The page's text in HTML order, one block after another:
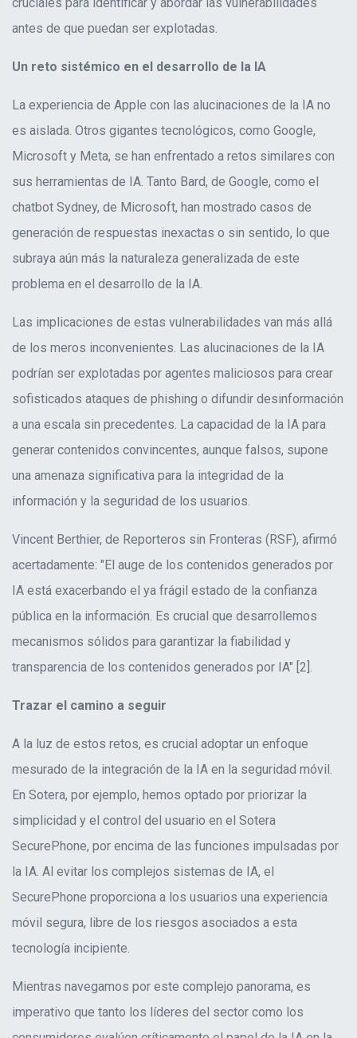
cruciales para identificar y abordar las vulnerabilidades
antes de que puedan ser explotadas.
Un reto sistémico en el desarrollo de la IA
La experiencia de Apple con las alucinaciones de la IA no
es aislada. Otros gigantes tecnológicos, como Google,
Microsoft y Meta, se han enfrentado a retos similares con
sus herramientas de IA. Tanto Bard, de Google, como el
chatbot Sydney, de Microsoft, han mostrado casos de
generación de respuestas inexactas o sin sentido, lo que
subraya aún más la naturaleza generalizada de este
problema en el desarrollo de la IA.
Las implicaciones de estas vulnerabilidades van más allá
de los meros inconvenientes. Las alucinaciones de la IA
podrían ser explotadas por agentes maliciosos para crear
sofisticados ataques de phishing o difundir desinformación
a una escala sin precedentes. La capacidad de la IA para
generar contenidos convincentes, aunque falsos, supone
una amenaza significativa para la integridad de la
información y la seguridad de los usuarios.
Vincent Berthier, de Reporteros sin Fronteras (RSF), afirmó
acertadamente: "El auge de los contenidos generados por
IA está exacerbando el ya frágil estado de la confianza
pública en la información. Es crucial que desarrollemos
mecanismos sólidos para garantizar la fiabilidad y
transparencia de los contenidos generados por IA" [2] .
Trazar el camino a seguir
A la luz de estos retos, es crucial adoptar un enfoque
mesurado de la integración de la IA en la seguridad móvil.
En Sotera, por ejemplo, hemos optado por priorizar la
simplicidad y el control del usuario en el Sotera
SecurePhone, por encima de las funciones impulsadas por
la IA. Al evitar los complejos sistemas de IA, el
SecurePhone proporciona a los usuarios una experiencia
móvil segura, libre de los riesgos asociados a esta
tecnología incipiente.
Mientras navegamos por este complejo panorama, es
imperativo que tanto los líderes del sector como los